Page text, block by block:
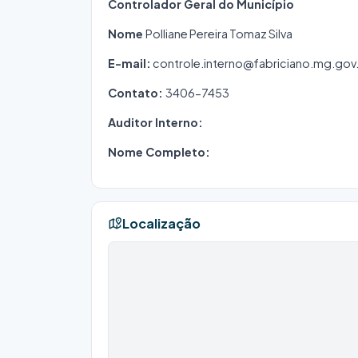
Controlador Geral do Município
Nome Polliane Pereira Tomaz Silva
E-mail:
Contato: 3406-7453
Auditor Interno:
Nome Completo:
Localização